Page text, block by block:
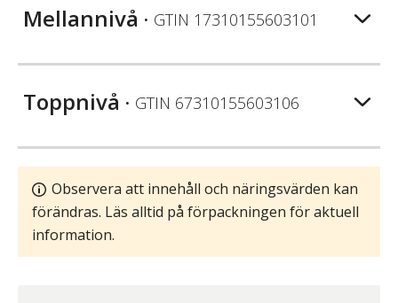
Mellannivå • GTIN 17310155603101
Toppnivå • GTIN 67310155603106
Observera att innehåll och näringsvärden kan
förändras. Läs alltid på förpackningen för aktuell
information.